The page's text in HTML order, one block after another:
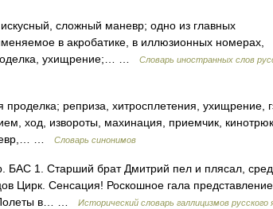
сложный маневр; одно из главных
в акробатике, в иллюзионных номерах,
ухищрение;… …
Словарь иностранных слов
реприза, хитросплетения, ухищрение,
ход, извороты, махинация, приемчик, кинотрюк,
…
Словарь синонимов
1. Старший брат Дмитрий пел и плясал,
Цирк. Сенсация! Роскошное гала
Полеты в… …
Исторический словарь галлицизмов русского